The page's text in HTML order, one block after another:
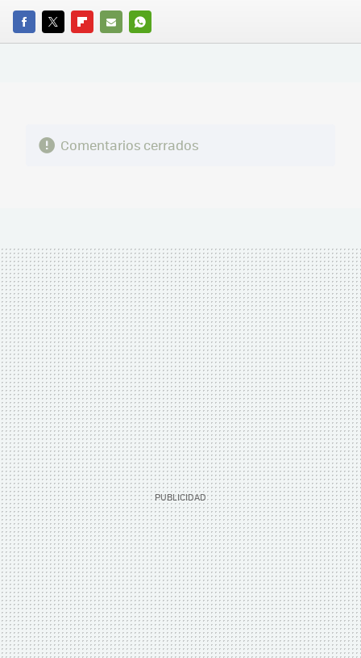
FACEBOOK
TWITTERFLIPBOARD
E-
WHATSAPP
Comentarios cerrados